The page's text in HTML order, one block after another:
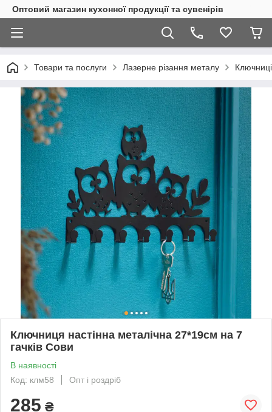
Оптовий магазин кухонної продукції та сувенірів
Товари та послуги Лазерне різання металу
Ключниця настінна металічна 27*19см на 7
гачків Сови
В наявності
Код: клм58
Опт і роздріб
285 ₴